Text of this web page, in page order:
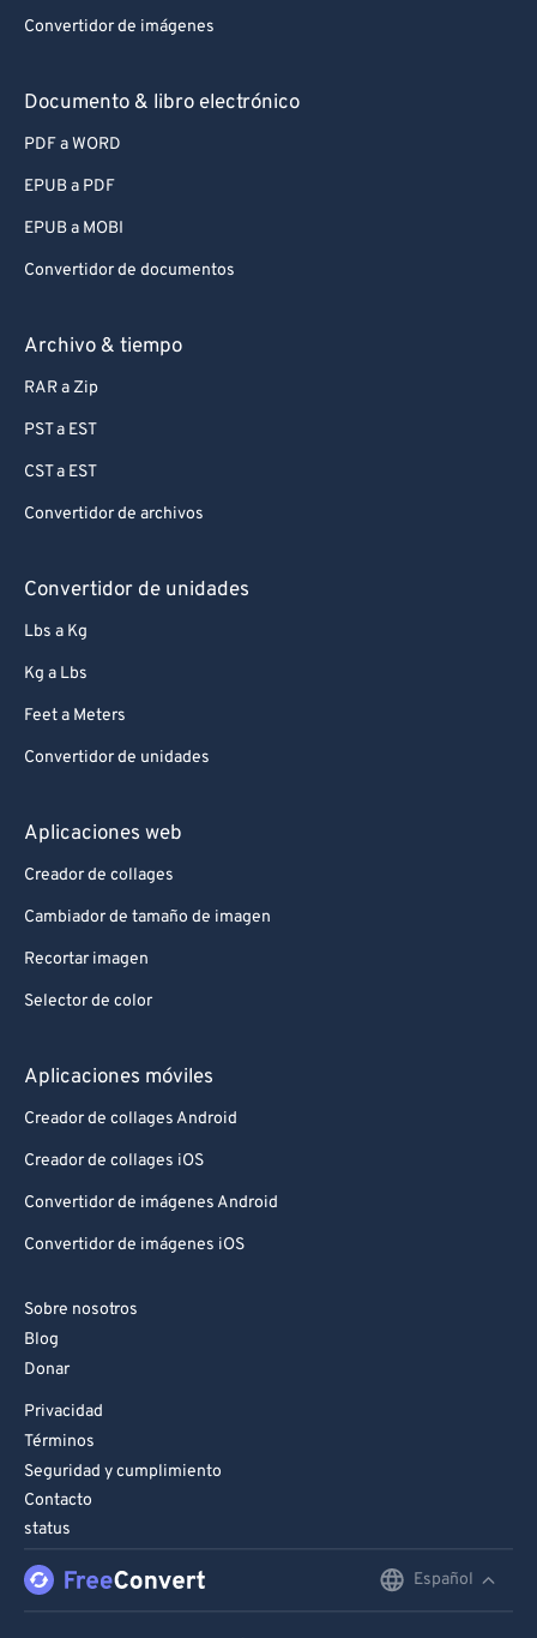
Convertidor de imágenes
Documento & libro electrónico
PDF a WORD
EPUB a PDF
EPUB a MOBI
Convertidor de documentos
Archivo & tiempo
RAR a Zip
PST a EST
CST a EST
Convertidor de archivos
Convertidor de unidades
Lbs a Kg
Kg a Lbs
Feet a Meters
Convertidor de unidades
Aplicaciones web
Creador de collages
Cambiador de tamaño de imagen
Recortar imagen
Selector de color
Aplicaciones móviles
Creador de collages Android
Creador de collages iOS
Convertidor de imágenes Android
Convertidor de imágenes iOS
Sobre nosotros
Blog
Donar
Privacidad
Términos
Seguridad y cumplimiento
Contacto
status
Español